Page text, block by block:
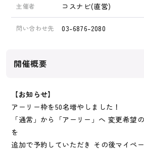
主催者 コスナビ(直営)
問い合わせ先 03-6876-2080
開催概要
【お知らせ】
アーリー枠を50名増やしました！
「通常」から「アーリー」へ 変更希望
を
追加で予約していただき その後マイペ